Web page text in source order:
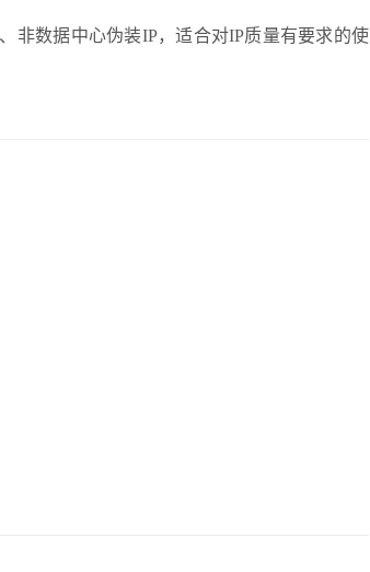
非数据中心伪装IP，适合对IP质量有要求的使